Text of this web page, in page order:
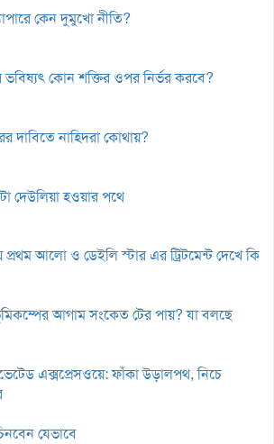
কেন দুমুখো নীতি?
ভবিষ্যৎ কোন শক্তির ওপর নির্ভর করবে?
দাবিতে নাহিদরা কোথায়?
দেউলিয়া হওয়ার পথে
প্রথম আলো ও ডেইলি স্টার এর ট্রিটমেন্ট দেখে কি
ভূমিকম্পের আগাম সংকেত টের পায়? যা বলছে
এক্সপ্রেসওয়ে: ফাঁকা উড়ালপথ, নিচে
যেভাবে